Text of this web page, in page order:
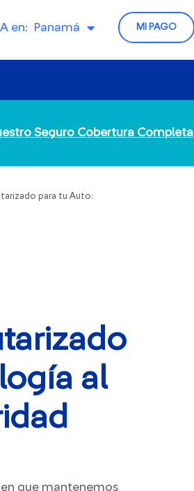
en: Panamá MI PAGO
Seguro Cobertura Completa
para tu Auto:
al
que mantenemos